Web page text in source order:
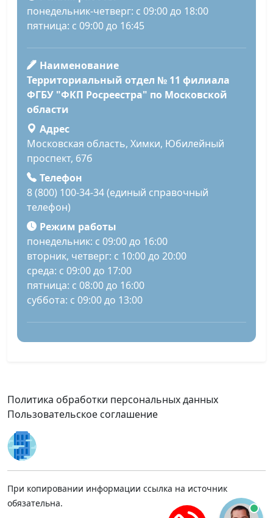
понедельник-четверг: с 09:00 до 18:00
пятница: с 09:00 до 16:45
Наименование
Территориальный отдел № 11 филиала
ФГБУ "ФКП Росреестра" по Московской
области
Адрес
Московская область, Химки, Юбилейный
проспект, 67б
Телефон
8 (800) 100-34-34 (единый справочный
телефон)
Режим работы
понедельник: с 09:00 до 16:00
вторник, четверг: с 10:00 до 20:00
среда: с 09:00 до 17:00
пятница: с 08:00 до 16:00
суббота: с 09:00 до 13:00
Политика обработки персональных данных
Пользовательское соглашение
При копировании информации ссылка на источник
обязательна.